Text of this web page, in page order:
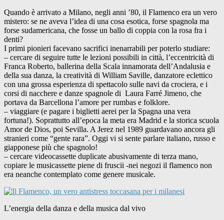
Quando è arrivato a Milano, negli anni ’80, il Flamenco era un vero
mistero: se ne aveva l’idea di una cosa esotica, forse spagnola ma
forse sudamericana, che fosse un ballo di coppia con la rosa fra i
denti?
I primi pionieri facevano sacrifici inenarrabili per poterlo studiare:
– cercare di seguire tutte le lezioni possibili in città, l’eccentricità di
Franca Roberto, ballerina della Scala innamorata dell’Andalusia e
della sua danza, la creatività di William Saville, danzatore eclettico
con una grossa esperienza di spettacolo sulle navi da crociera, e i
corsi di nacchere e danze spagnole di Laura Farré Jimeno, che
portava da Barcellona l’amore per rumbas e folklore.
– viaggiare (e pagare i biglietti aerei per la Spagna una vera
fortuna!). Soprattutto all’epoca la meta era Madrid e la storica scuola
Amor de Dios, poi Sevilla. A Jerez nel 1989 guardavano ancora gli
stranieri come “gente rara”. Oggi vi si sente parlare italiano, russo e
giapponese più che spagnolo!
– cercare videocassette duplicate abusivamente di terza mano,
copiare le musicassette piene di fruscii -nei negozi il flamenco non
era neanche contemplato come genere musicale.
L’energia della danza e della musica dal vivo